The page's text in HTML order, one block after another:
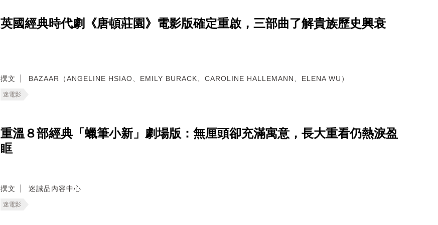
英國經典時代劇《唐頓莊園》電影版確定重啟，三部曲了解貴族歷史興衰
撰文 BAZAAR（ANGELINE HSIAO、EMILY BURACK、CAROLINE HALLEMANN、ELENA WU）
迷電影
重溫８部經典「蠟筆小新」劇場版：無厘頭卻充滿寓意，長大重看仍熱淚盈
眶
撰文 迷誠品內容中心
迷電影